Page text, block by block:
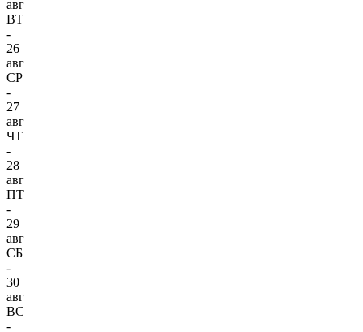
авг
ВТ
-
26
авг
СР
-
27
авг
ЧТ
-
28
авг
ПТ
-
29
авг
СБ
-
30
авг
ВС
-